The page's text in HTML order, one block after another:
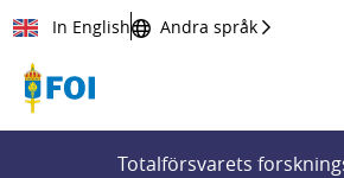
Till innehållet
In English Andra språk
Totalförsvarets